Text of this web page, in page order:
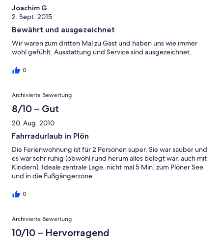
Joachim G.
2. Sept. 2015
Bewährt und ausgezeichnet
Wir waren zum dritten Mal zu Gast und haben uns wie immer
wohl gefühlt. Ausstattung und Service sind ausgezeichnet.
0
Archivierte Bewertung
8/10 – Gut
20. Aug. 2010
Fahrradurlaub in Plön
Die Ferienwohnung ist für 2 Personen super. Sie war sauber und
es war sehr ruhig (obwohl rund herum alles belegt war, auch mit
Kindern). Ideale zentrale Lage, nicht mal 5 Min. zum Plöner See
und in die Fußgängerzone.
0
Archivierte Bewertung
10/10 – Hervorragend